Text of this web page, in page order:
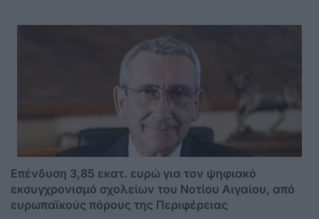
Επένδυση 3,85 εκατ. ευρώ για τον ψηφιακό
εκσυγχρονισμό σχολείων του Νοτίου Αιγαίου, από
ευρωπαϊκούς πόρους της Περιφέρειας